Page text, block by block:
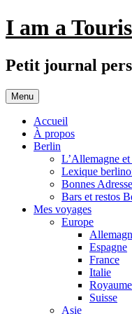
Aller
au
I am a
Petit journal
Menu
Accueil
À propos
Berlin
L’Allemagne
Lexique
Bonnes
Bars et restos
Mes voyages
Europe
Espagne
France
Italie
Suisse
Asie